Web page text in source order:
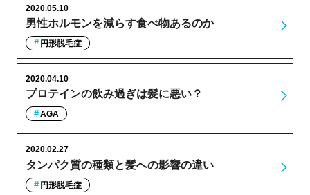
男性ホルモンを減らす食べ物あるのか
2020.05.10
円形脱毛症
プロテインの飲み過ぎは髪に悪い？
2020.04.10
AGA
タンパク質の種類と髪への影響の違い
2020.02.27
円形脱毛症